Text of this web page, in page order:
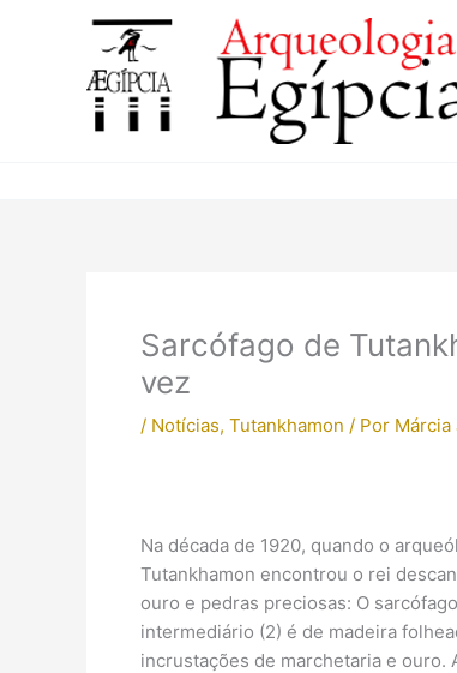
Sarcófago de
vez
/ Notícias, Tutankhamon / Por Márcia
Na década de 1920, quando o
Tutankhamon encontrou o rei
ouro e pedras preciosas: O
intermediário (2) é de madeira
incrustações de marchetaria e ouro.